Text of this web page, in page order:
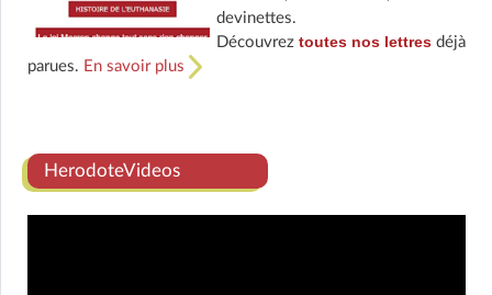
devinettes.
Découvrez toutes nos lettresdéjà
parues. En savoir plus
HerodoteVideos